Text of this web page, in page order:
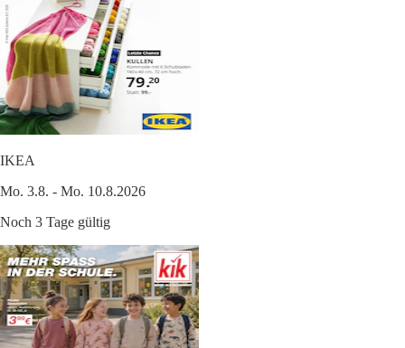
IKEA
Mo. 3.8. - Mo. 10.8.2026
Noch 3 Tage gültig